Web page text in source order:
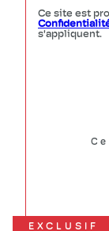
Ce site est
s'appliquent.
EXCLUSIF